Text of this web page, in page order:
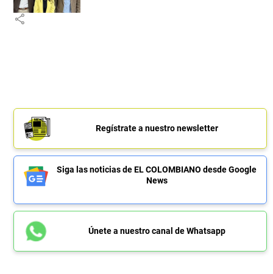
share
Regístrate a nuestro newsletter
Siga las noticias de EL COLOMBIANO desde Google
News
Únete a nuestro canal de Whatsapp